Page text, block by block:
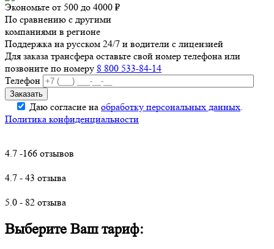
Экономьте от 500 до 4000 ₽
По сравнению с другими
компаниями в регионе
Поддержка на русском 24/7 и водители с лицензией
Для заказа трансфера оставьте свой номер телефона или
позвоните по номеру 8 800 533-84-14
Телефон
Даю согласие на обработку персональных данных.
Политика конфиденциальности
4.7 -166 отзывов
4.7 - 43 отзыва
5.0 - 82 отзыва
Выберите Ваш тариф: